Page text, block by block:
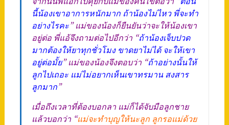
นี้น้องเขาอาการหนักมาก ถ้าน้องไม่ไหว พี่จะทำ
อย่างไรคะ” แม่ของน้องก็ยืนยันว่าจะให้น้องเขา
อยู่ต่อ พี่แอ้จึงถามต่อไปอีกว่า “ถ้าน้องเจ็บปวด
มากต้องให้ยาทุกชั่วโมง ขาดยาไม่ได้ จะให้เขา
อยู่ต่อมั้ย” แม่ของน้องจึงตอบว่า “ถ้าอย่างนั้นให้
ลูกไปเถอะ แม่ไม่อยากเห็นเขาทรมาน สงสาร
ลูกมาก”
เมื่อถึงเวลาที่ต้องบอกลา แม่ก็ได้จับมือลูกชาย
แล้วบอกว่า “แม่จะทำบุญให้นะลูก ลูกรอแม่ด้วย